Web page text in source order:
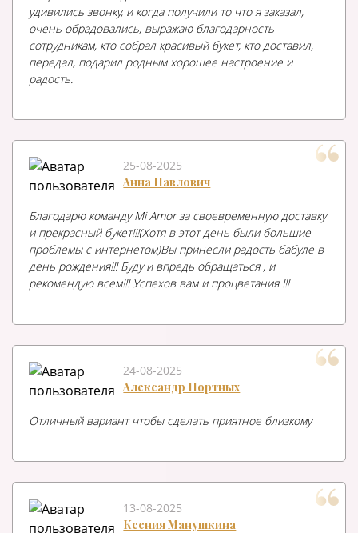
удивились звонку, и когда получили то что я заказал,
очень обрадовались, выражаю благодарность
сотрудникам, кто собрал красивый букет, кто доставил,
передал, подарил родным хорошее настроение и
радость.
25-08-2025
Анна Павлович
Благодарю команду Mi Amor за своевременную доставку
и прекрасный букет!!!(Хотя в этот день были большие
проблемы с интернетом)Вы принесли радость бабуле в
день рождения!!! Буду и впредь обращаться , и
рекомендую всем!!! Успехов вам и процветания !!!
24-08-2025
Александр Портных
Отличный вариант чтобы сделать приятное близкому
13-08-2025
Ксения Манушкина